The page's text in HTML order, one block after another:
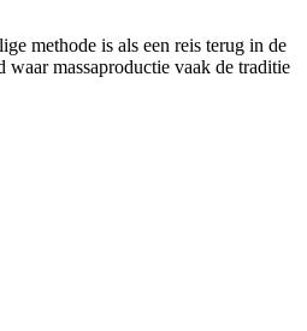
methode is als een reis terug in de
massaproductie vaak de traditie